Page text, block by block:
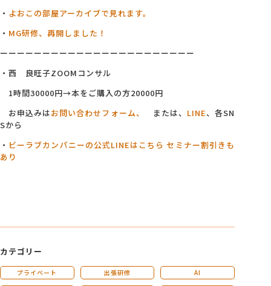
・ よおこの部屋アーカイブで見れます。
・ MG研修、再開しました！
ーーーーーーーーーーーーーーーーーーーーーーー
・西 良旺子ZOOMコンサル
1時間30000円→本をご購入の方20000円
お申込みはお問い合わせフォーム、 または、 LINE、各SN
Sから
・ ビーラブカンパニーの公式LINEはこちら セミナー割引きも
あり
カテゴリー
プライベート 出張研修 AI